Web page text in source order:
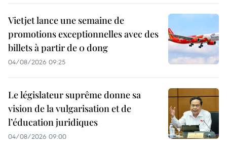
Vietjet lance une semaine de
promotions exceptionnelles avec des
billets à partir de 0 dong
04/08/2026 09:25
Le législateur suprême donne sa
vision de la vulgarisation et de
l’éducation juridiques
04/08/2026 09:00